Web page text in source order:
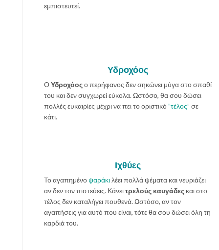
εμπιστευτεί.
Υδροχόος
ΟΥδροχόοςο περήφανος δεν σηκώνει μύγα στο σπαθί
του και δεν συγχωρεί εύκολα. Ωστόσο, θα σου δώσει
πολλές ευκαιρίες μέχρι να πει το οριστικό”τέλος” σε
κάτι.
Ιχθύες
Το αγαπημένο ψαράκιλέει πολλά ψέματα και νευριάζει
αν δεν τον πιστεύεις. Κάνειτρελούς καυγάδες και στο
τέλος δεν καταλήγει πουθενά. Ωστόσο, αν τον
αγαπήσεις για αυτό που είναι, τότε θα σου δώσει όλη τη
καρδιά του.